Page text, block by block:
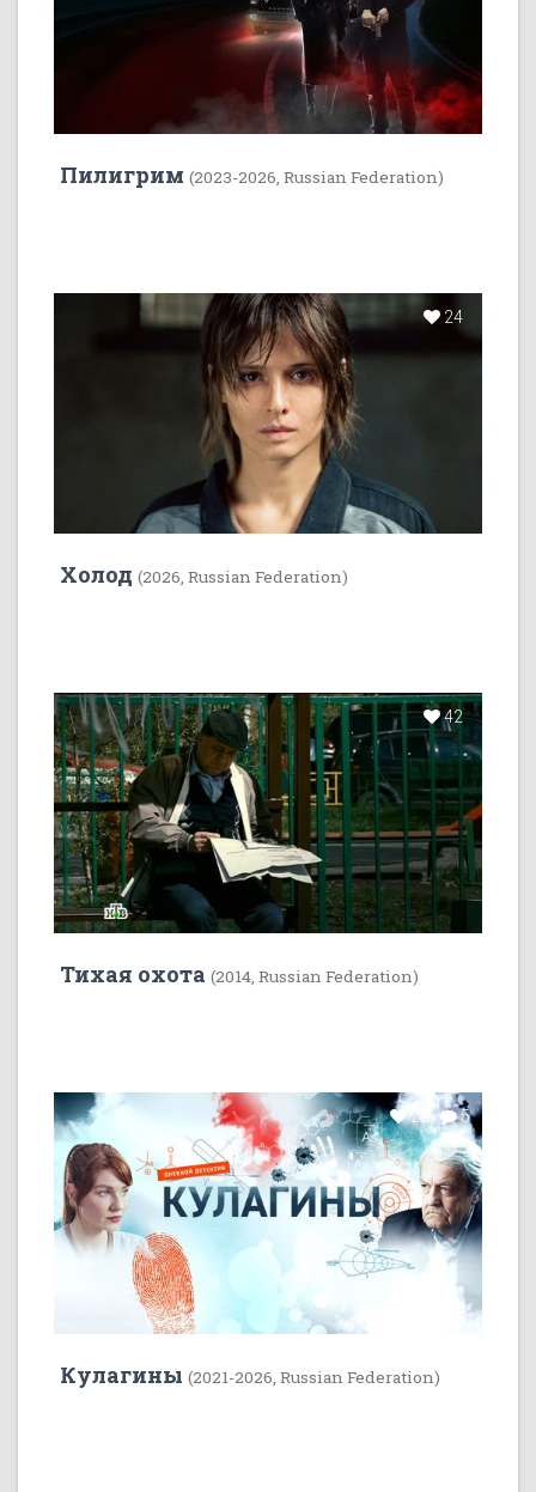
Пилигрим (2023-2026, Russian Federation)
24
Холод (2026, Russian Federation)
42
Тихая охота (2014, Russian Federation)
22 5
Кулагины (2021-2026, Russian Federation)